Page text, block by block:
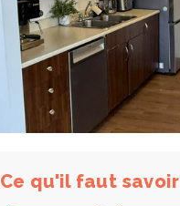
Ce qu'il faut savoir